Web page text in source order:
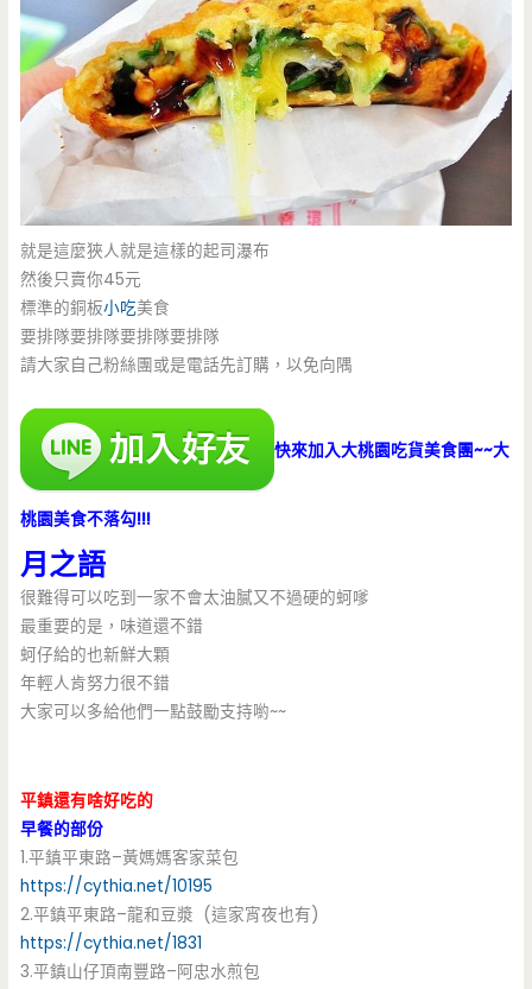
就是這麼狹人就是這樣的起司瀑布
然後只賣你45元
標準的銅板小吃美食
要排隊要排隊要排隊要排隊
請大家自己粉絲團或是電話先訂購，以免向隅
快來加入大桃園吃貨美食團~~大
桃園美食不落勾!!!
月之語
很難得可以吃到一家不會太油膩又不過硬的蚵嗲
最重要的是，味道還不錯
蚵仔給的也新鮮大顆
年輕人肯努力很不錯
大家可以多給他們一點鼓勵支持喲~~
平鎮還有啥好吃的
早餐的部份
1.平鎮平東路–黃媽媽客家菜包
https://cythia.net/10195
2.平鎮平東路–龍和豆漿 (這家宵夜也有)
https://cythia.net/1831
3.平鎮山仔頂南豐路–阿忠水煎包